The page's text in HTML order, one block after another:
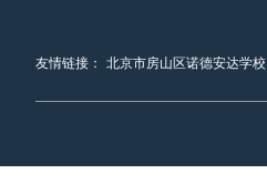
友情链接： 北京市房山区诺德安达学校